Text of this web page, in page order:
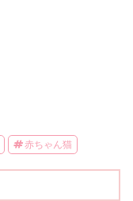
赤ちゃん猫